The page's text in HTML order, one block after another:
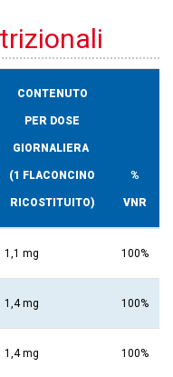
CONTENUTO
PER DOSE
GIORNALIERA
(1 FLACONCINO
RICOSTITUITO)
%
VNR
1,1 mg 100%
1,4 mg 100%
1,4 mg 100%